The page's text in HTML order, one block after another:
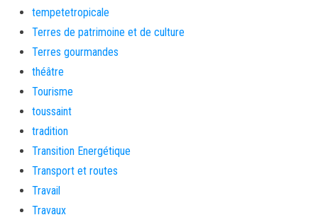
tempetetropicale
Terres de patrimoine et de culture
Terres gourmandes
théâtre
Tourisme
toussaint
tradition
Transition Energétique
Transport et routes
Travail
Travaux